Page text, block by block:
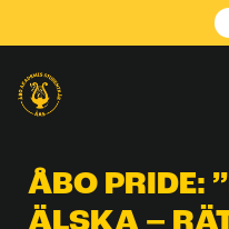
ÅBO PRIDE: